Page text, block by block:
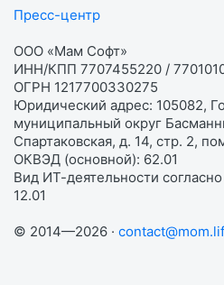
Пресс-центр
ООО «Мам Софт»
ИНН/КПП 7707455220 /
ОГРН 1217700330275
Юридический адрес: 105082,
муниципальный округ
Спартаковская, д. 14, стр. 2,
ОКВЭД (основной): 62.01
Вид ИТ-деятельности
12.01
© 2014—2026 ·